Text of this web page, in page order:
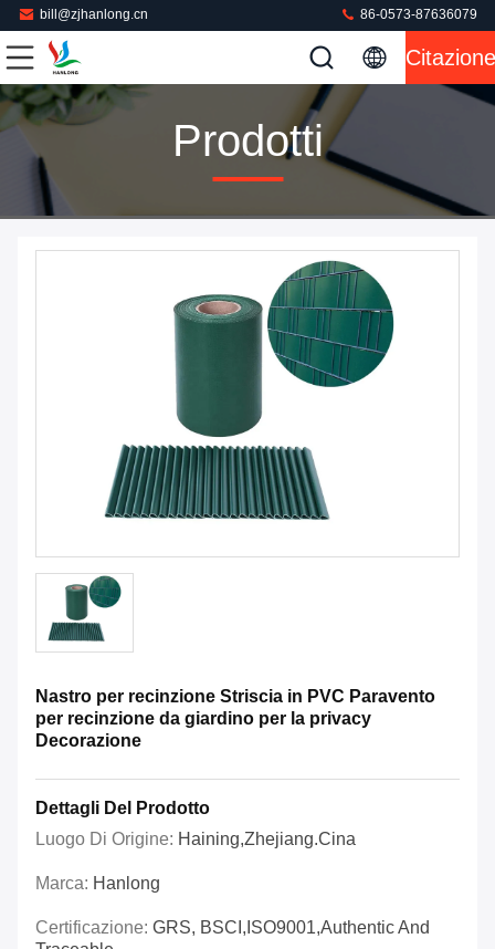
bill@zjhanlong.cn 86-0573-87636079
Citazione
Prodotti
Nastro per recinzione Striscia in PVC Paravento
per recinzione da giardino per la privacy
Decorazione
Dettagli Del Prodotto
Luogo Di Origine: Haining,Zhejiang.Cina
Marca: Hanlong
Certificazione: GRS, BSCI,ISO9001,Authentic And